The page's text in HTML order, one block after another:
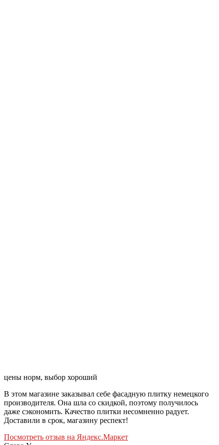
цены норм, выбор хороший
В этом магазине заказывал себе фасадную плитку немецкого
производителя. Она шла со скидкой, поэтому получилось
даже сэкономить. Качество плитки несомненно радует.
Доставили в срок, магазину респект!
Посмотреть отзыв на Яндекс.Маркет